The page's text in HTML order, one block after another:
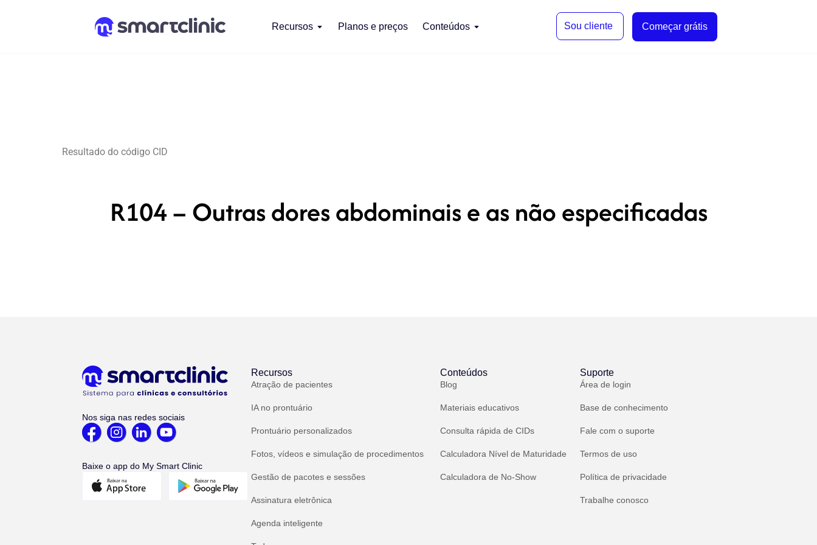
Recursos Planos e preços Conteúdos Sou cliente Começar grátis
Resultado do código CID
R104 – Outras dores abdominais e as não especificadas
Nos siga nas redes sociais
Baixe o app do My Smart Clinic
Recursos
Atração de pacientes
IA no prontuário
Prontuário personalizados
Fotos, vídeos e simulação de procedimentos
Gestão de pacotes e sessões
Assinatura eletrônica
Agenda inteligente
Conteúdos
Blog
Materiais educativos
Consulta rápida de CIDs
Calculadora Nível de Maturidade
Calculadora de No-Show
Suporte
Área de login
Base de conhecimento
Fale com o suporte
Termos de uso
Política de privacidade
Trabalhe conosco